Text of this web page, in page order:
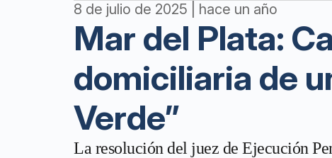
8 de julio de 2025 | hace un año
Mar del Plata:
domiciliaria de
Verde”
La resolución del juez de Ejecución